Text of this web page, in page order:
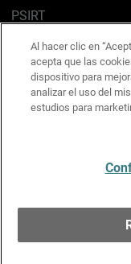
PSIRT
Política de cookies
Política de
Kit de medios y
Al hacer clic en
acepta que las
dispositivo para
analizar el uso del
estudios para